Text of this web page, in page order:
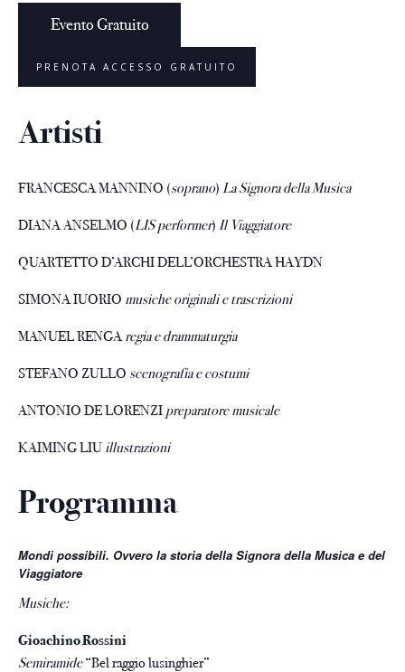
Evento Gratuito
PRENOTA ACCESSO GRATUITO
Artisti
FRANCESCA MANNINO (soprano) La Signora della Musica
DIANA ANSELMO (LIS performer) Il Viaggiatore
QUARTETTO D’ARCHI DELL’ORCHESTRA HAYDN
SIMONA IUORIO musiche originali e trascrizioni
MANUEL RENGAregia e drammaturgia
STEFANO ZULLO scenografia e costumi
ANTONIO DE LORENZI preparatore musicale
KAIMING LIUillustrazioni
Programma
Mondi possibili. Ovvero la storia della Signora della Musica e del
Viaggiatore
Musiche:
Gioachino Rossini
Semiramide“Bel raggio lusinghier”